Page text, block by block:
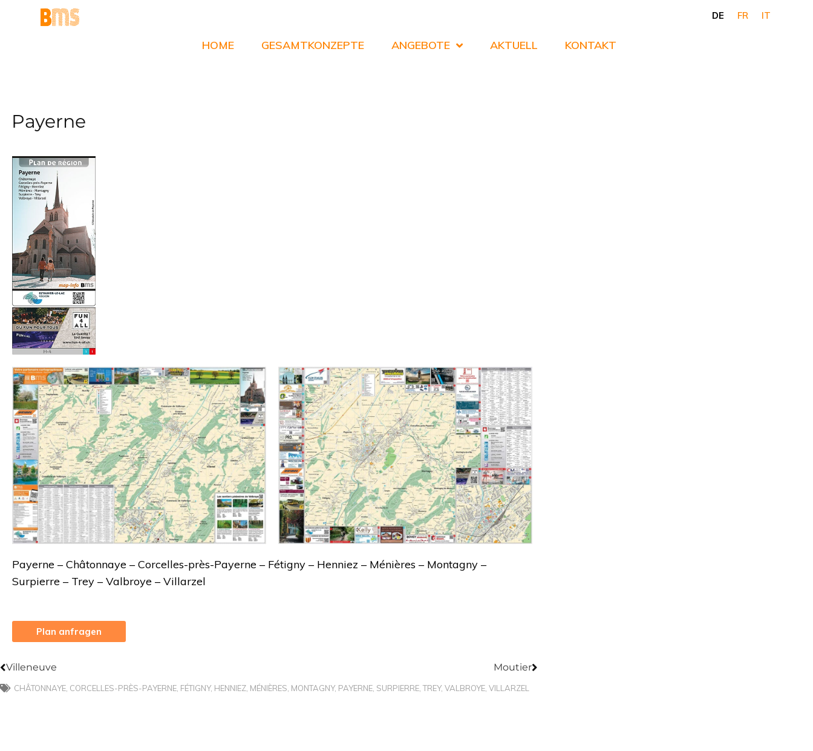
DE FR IT
HOME GESAMTKONZEPTE ANGEBOTE AKTUELL KONTAKT
Payerne
Payerne – Châtonnaye – Corcelles-près-Payerne – Fétigny – Henniez – Ménières – Montagny –
Surpierre – Trey – Valbroye – Villarzel
Plan anfragen
Zurück
Villeneuve MoutierNächster
CHÂTONNAYE CORCELLES-PRÈS-PAYERNE FÉTIGNY, HENNIEZ MÉNIÈRES MONTAGNY, PAYERNE SURPIERRE ,TREY, VALBROYE VILLARZEL